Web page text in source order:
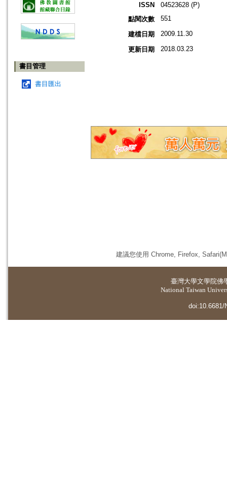
書目管理
書目匯出
ISSN
04523628 (P)
點閱次數
551
建檔日期 2009.11.30
更新日期 2018.03.23
建議您使用 Chrome, Firefox,
臺灣大學文學院佛
National Taiwan
doi:10.6681/